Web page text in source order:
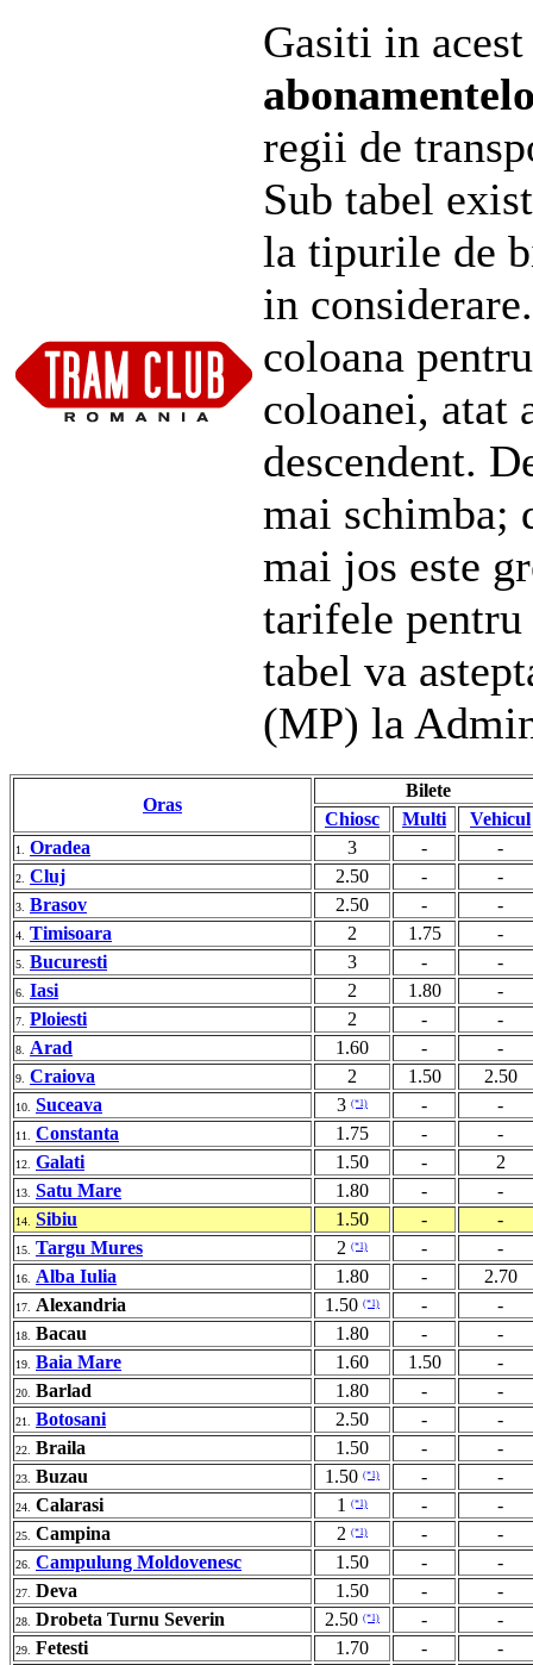
Gasiti in
regii de
Sub tabel
la tipurile de
in
coloana
coloanei, atat
descendent.
mai schimba;
mai jos este
tarifele pentru
tabel va
(MP) la
Oras
Bilete
Chiosc
Multi Vehicul
1. Oradea 3 - -
2. Cluj 2.50 - -
3. Brasov 2.50 - -
4. Timisoara 2 1.75 -
5. Bucuresti 3 - -
6. Iasi 2 1.80 -
7. Ploiesti 2 - -
8. Arad 1.60 - -
9. Craiova 2 1.50 2.50
10. Suceava 3 (*1) - -
11. Constanta 1.75 - -
12. Galati 1.50 - 2
13. Satu Mare 1.80 - -
14. Sibiu 1.50 - -
15. Targu Mures 2 (*1) - -
16. Alba Iulia 1.80 - 2.70
17. Alexandria 1.50 (*1) - -
18. Bacau 1.80 - -
19. Baia Mare 1.60 1.50 -
20. Barlad 1.80 - -
21. Botosani 2.50 - -
22. Braila 1.50 - -
23. Buzau 1.50 (*1) - -
24. Calarasi 1 (*1) - -
25. Campina 2 (*1) - -
26. Campulung Moldovenesc 1.50 - -
27. Deva 1.50 - -
28. Drobeta Turnu Severin 2.50 (*1) - -
29. Fetesti 1.70 - -